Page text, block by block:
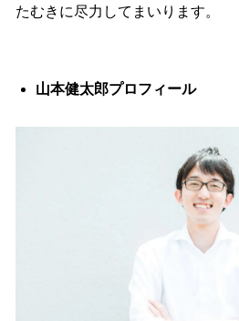
たむきに尽力してまいります。
山本健太郎プロフィール